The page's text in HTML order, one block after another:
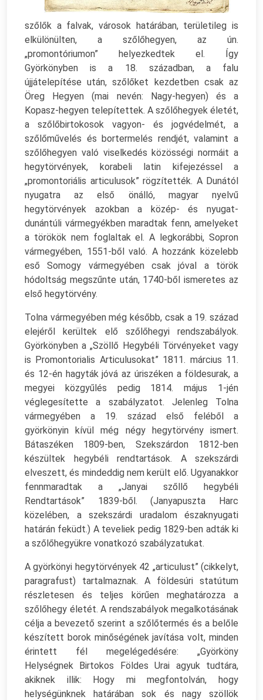
szőlők a falvak, városok határában, területileg is
elkülönülten, a szőlőhegyen, az ún.
„promontóriumon” helyezkedtek el. Így
Györkönyben is a 18. században, a falu
újjátelepítése után, szőlőket kezdetben csak az
Öreg Hegyen (mai nevén: Nagy-hegyen) és a
Kopasz-hegyen telepítettek. A szőlőhegyek életét,
a szőlőbirtokosok vagyon- és jogvédelmét, a
szőlőművelés és bortermelés rendjét, valamint a
szőlőhegyen való viselkedés közösségi normáit a
hegytörvények, korabeli latin kifejezéssel a
„promontoriális articulusok” rögzítették. A Dunától
nyugatra az első önálló, magyar nyelvű
hegytörvények azokban a közép- és nyugat-
dunántúli vármegyékben maradtak fenn, amelyeket
a törökök nem foglaltak el. A legkorábbi, Sopron
vármegyében, 1551-ből való. A hozzánk közelebb
eső Somogy vármegyében csak jóval a török
hódoltság megszűnte után, 1740-ből ismeretes az
első hegytörvény.
Tolna vármegyében még később, csak a 19. század
elejéről kerültek elő szőlőhegyi rendszabályok.
Györkönyben a „Szöllő Hegybéli Törvényeket vagy
is Promontorialis Articulusokat” 1811. március 11.
és 12-én hagyták jóvá az úriszéken a földesurak, a
megyei közgyűlés pedig 1814. május 1-jén
véglegesítette a szabályzatot. Jelenleg Tolna
vármegyében a 19. század első feléből a
györkönyin kívül még négy hegytörvény ismert.
Bátaszéken 1809-ben, Szekszárdon 1812-ben
készültek hegybéli rendtartások. A szekszárdi
elveszett, és mindeddig nem került elő. Ugyanakkor
fennmaradtak a „Janyai szőllő hegybéli
Rendtartások” 1839-ből. (Janyapuszta Harc
közelében, a szekszárdi uradalom északnyugati
határán feküdt.) A teveliek pedig 1829-ben adták ki
a szőlőhegyükre vonatkozó szabályzatukat.
A györkönyi hegytörvények 42 „articulust” (cikkelyt,
paragrafust) tartalmaznak. A földesúri statútum
részletesen és teljes körűen meghatározza a
szőlőhegy életét. A rendszabályok megalkotásának
célja a bevezető szerint a szőlőtermés és a belőle
készített borok minőségének javítása volt, minden
érintett fél megelégedésére: „Györköny
Helységnek Birtokos Földes Urai agyuk tudtára,
akiknek illik: Hogy mi megfontolván, hogy
helységünknek határában sok és nagy szöllök